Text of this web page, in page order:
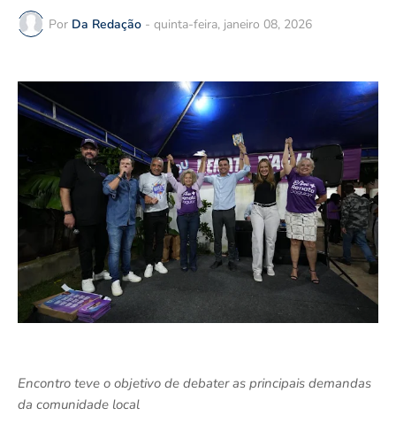
Por Da Redação - quinta-feira, janeiro 08, 2026
Encontro teve o objetivo de debater as principais demandas
da comunidade local